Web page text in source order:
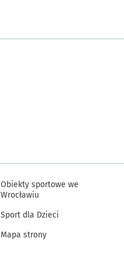
Obiekty sportowe we
Wrocławiu
Sport dla Dzieci
Mapa strony